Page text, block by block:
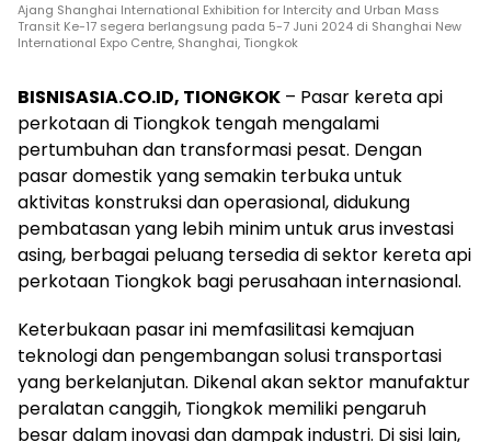
Ajang Shanghai International Exhibition for Intercity and Urban Mass
Transit Ke-17 segera berlangsung pada 5-7 Juni 2024 di Shanghai New
International Expo Centre, Shanghai, Tiongkok
BISNISASIA.CO.ID, TIONGKOK – Pasar kereta api
perkotaan di Tiongkok tengah mengalami
pertumbuhan dan transformasi pesat. Dengan
pasar domestik yang semakin terbuka untuk
aktivitas konstruksi dan operasional, didukung
pembatasan yang lebih minim untuk arus investasi
asing, berbagai peluang tersedia di sektor kereta api
perkotaan Tiongkok bagi perusahaan internasional.
Keterbukaan pasar ini memfasilitasi kemajuan
teknologi dan pengembangan solusi transportasi
yang berkelanjutan. Dikenal akan sektor manufaktur
peralatan canggih, Tiongkok memiliki pengaruh
besar dalam inovasi dan dampak industri. Di sisi lain,